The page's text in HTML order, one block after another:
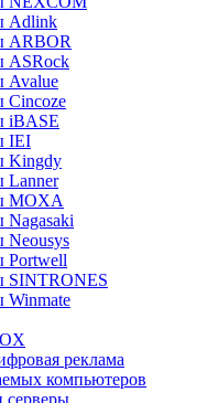
Adlink
ARBOR
ASRock
Avalue
Cincoze
iBASE
IEI
Kingdy
Lanner
MOXA
Neousys
Portwell
SINTRONES
Winmate
реклама
компьютеров